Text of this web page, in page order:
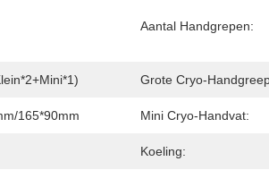
Aantal Handgrepen:
Grote Cryo-
165*90mm Mini Cryo-Handvat:
Koeling: